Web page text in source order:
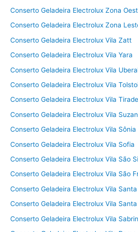
Conserto Geladeira Electrolux Zona
Conserto Geladeira Electrolux Zona
Conserto Geladeira Electrolux Vila Zatt
Conserto Geladeira Electrolux Vila Yara
Conserto Geladeira Electrolux Vila
Conserto Geladeira Electrolux Vila
Conserto Geladeira Electrolux Vila
Conserto Geladeira Electrolux Vila
Conserto Geladeira Electrolux Vila Sônia
Conserto Geladeira Electrolux Vila Sofia
Conserto Geladeira Electrolux Vila São
Conserto Geladeira Electrolux Vila São
Conserto Geladeira Electrolux Vila
Conserto Geladeira Electrolux Vila
Conserto Geladeira Electrolux Vila